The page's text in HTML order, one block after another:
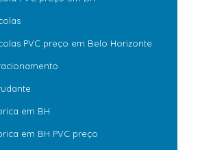
PVC preço em Belo Horizonte
em BH
em BH PVC preço